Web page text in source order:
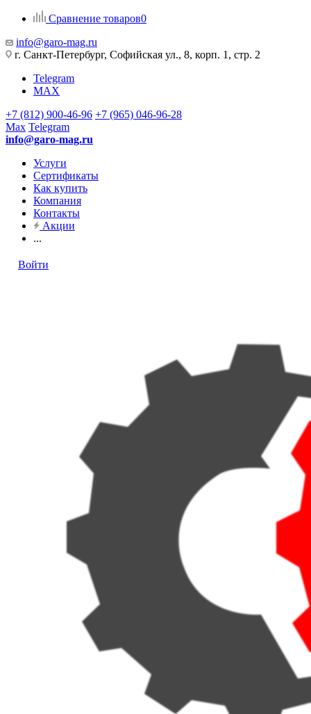
Сравнение товаров0
info@garo-mag.ru
г. Санкт-Петербург, Софийская ул., 8, корп. 1, стр. 2
Telegram
MAX
+7 (812) 900-46-96 +7 (965) 046-96-28
Max Telegram
info@garo-mag.ru
Услуги
Сертификаты
Как купить
Компания
Контакты
Акции
...
Войти